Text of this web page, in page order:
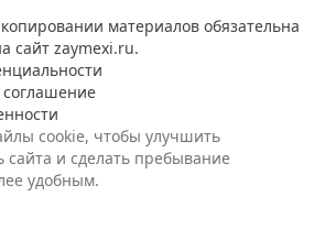
материалов обязательна
сайт zaymexi.ru.
соглашение
cookie, чтобы улучшить
сайта и сделать пребывание
удобным.